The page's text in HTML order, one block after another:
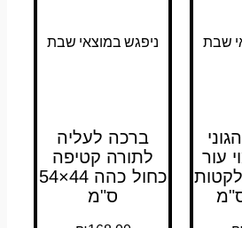
ניפגש במוצאי שבת
ברכה לעליה
לתורה קטיפה
כחול כהה 44×54
ס"מ